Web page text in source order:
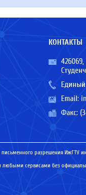
КОНТАКТЫ
Email:
Факс:
разрешения ИжГТУ
любыми сервисами без